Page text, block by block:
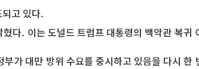
고 있다.
다. 이는 도널드 트럼프 대통령의 백악관 복귀
가 대만 방위 수요를 중시하고 있음을 다시 한